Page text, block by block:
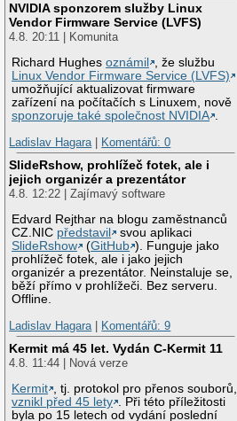
NVIDIA sponzorem služby Linux
Vendor Firmware Service (LVFS)
4.8. 20:11 | Komunita
Richard Hughesoznámil
, že službu
Linux Vendor Firmware Service (LVFS)
umožňující aktualizovat firmware
zařízení na počítačích s Linuxem, nově
sponzoruje také společnost NVIDIA .
Ladislav Hagara | Komentářů: 0
SlideRshow, prohlížeč fotek, ale i
jejich organizér a prezentátor
4.8. 12:22 | Zajímavý software
Edvard Rejthar na blogu zaměstnanců
CZ.NIC představil
svou aplikaci
SlideRshow
(GitHub ). Funguje jako
prohlížeč fotek, ale i jako jejich
organizér a prezentátor. Neinstaluje se,
běží přímo v prohlížeči. Bez serveru.
Offline.
Ladislav Hagara | Komentářů: 9
Kermit má 45 let. Vydán C-Kermit 11
4.8. 11:44 | Nová verze
Kermit , tj. protokol pro přenos souborů,
vznikl před 45 lety . Při této příležitosti
byla po 15 letech od vydání poslední